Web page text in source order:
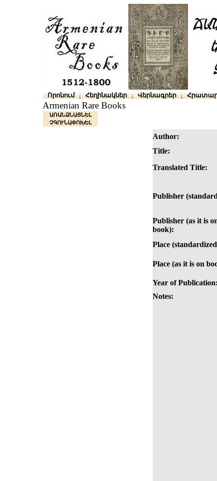
Որոնում Հեղինակներ Վերնագրեր
Armenian Rare Books
ԱՌԱՆՁՆԱՑՆԵԼ
ՉԳՈՒՆԱՓՈԽԵԼ
Author:
Title:
Translated Title:
Publisher
Publisher (as it is
book):
Place
Place (as it is on
Year of
Notes: